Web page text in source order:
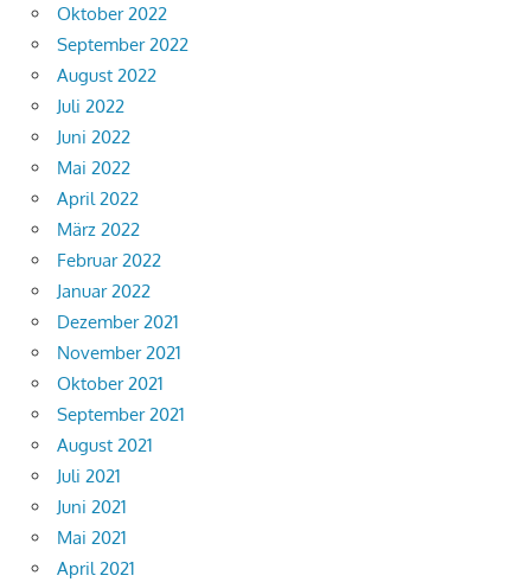
Oktober 2022
September 2022
August 2022
Juli 2022
Juni 2022
Mai 2022
April 2022
März 2022
Februar 2022
Januar 2022
Dezember 2021
November 2021
Oktober 2021
September 2021
August 2021
Juli 2021
Juni 2021
Mai 2021
April 2021